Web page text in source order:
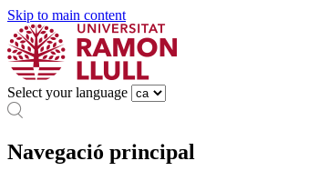
Skip to main content
Select your language
Navegació principal